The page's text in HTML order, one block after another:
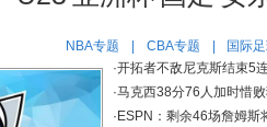
NBA专题 CBA专题 国际
·开拓者不敌尼克斯结束5
·马克西38分76人加时惜
· ESPN：剩余46场詹姆斯